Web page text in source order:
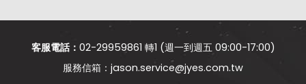
客服電話： 02-29959861 轉1 (週一到週五 09:00-17:00)
jason.service@jyes.com.tw